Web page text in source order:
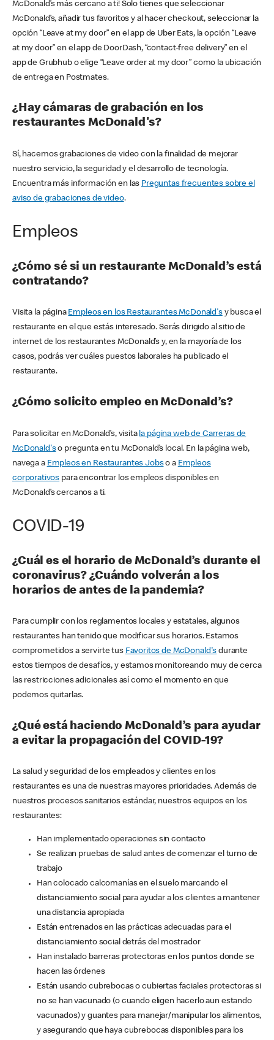
McDonald’s más cercano a ti! Solo tienes que seleccionar
McDonald’s, añadir tus favoritos y al hacer checkout, seleccionar la
opción “Leave at my door” en el app de Uber Eats, la opción “Leave
at my door” en el app de DoorDash, “contact-free delivery” en el
app de Grubhub o elige “Leave order at my door” como la ubicación
de entrega en Postmates.
¿Hay cámaras de grabación en los
restaurantes McDonald's?
Sí, hacemos grabaciones de video con la finalidad de mejorar
nuestro servicio, la seguridad y el desarrollo de tecnología.
Encuentra más información en las Preguntas frecuentes sobre el
aviso de grabaciones de video.
Empleos
¿Cómo sé si un restaurante McDonald’s está
contratando?
Visita la página Empleos en los Restaurantes McDonald'sy busca el
restaurante en el que estás interesado. Serás dirigido al sitio de
internet de los restaurantes McDonald’s y, en la mayoría de los
casos, podrás ver cuáles puestos laborales ha publicado el
restaurante.
¿Cómo solicito empleo en McDonald’s?
Para solicitar en McDonald’s, visita la página web de Carreras de
McDonald'so pregunta en tu McDonald’s local. En la página web,
navega a Empleos en Restaurantes Jobso a Empleos
corporativos para encontrar los empleos disponibles en
McDonald’s cercanos a ti.
COVID-19
¿Cuál es el horario de McDonald’s durante el
coronavirus? ¿Cuándo volverán a los
horarios de antes de la pandemia?
Para cumplir con los reglamentos locales y estatales, algunos
restaurantes han tenido que modificar sus horarios. Estamos
comprometidos a servirte tus Favoritos de McDonald's durante
estos tiempos de desafíos, y estamos monitoreando muy de cerca
las restricciones adicionales así como el momento en que
podemos quitarlas.
¿Qué está haciendo McDonald’s para ayudar
a evitar la propagación del COVID-19?
La salud y seguridad de los empleados y clientes en los
restaurantes es una de nuestras mayores prioridades. Además de
nuestros procesos sanitarios estándar, nuestros equipos en los
restaurantes:
Han implementado operaciones sin contacto
Se realizan pruebas de salud antes de comenzar el turno de
trabajo
Han colocado calcomanías en el suelo marcando el
distanciamiento social para ayudar a los clientes a mantener
una distancia apropiada
Están entrenados en las prácticas adecuadas para el
distanciamiento social detrás del mostrador
Han instalado barreras protectoras en los puntos donde se
hacen las órdenes
Están usando cubrebocas o cubiertas faciales protectoras si
no se han vacunado (o cuando eligen hacerlo aun estando
vacunados) y guantes para manejar/manipular los alimentos,
y asegurando que haya cubrebocas disponibles para los